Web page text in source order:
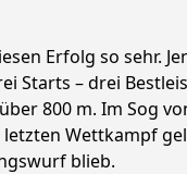
Erfolg so sehr.
Starts – drei
800 m. Im Sog
Wettkampf
blieb.